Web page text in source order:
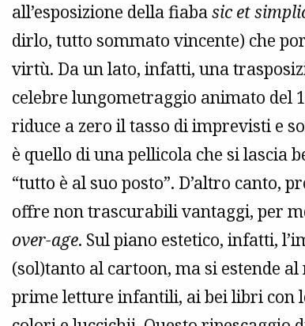
all’esposizione della fiabasic et
dirlo, tutto sommato vincente) che
virtù. Da un lato, infatti, una
celebre lungometraggio animato del
riduce a zero il tasso di imprevisti e
è quello di una pellicola che si lascia
“tutto è al suo posto”. D’altro canto,
offre non trascurabili vantaggi, per
over-age. Sul piano estetico, infatti,
(sol)tanto al cartoon, ma si estende
prime letture infantili, ai bei libri con